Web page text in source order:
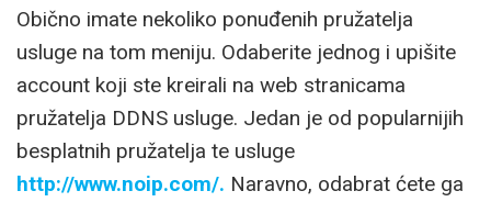
Obično imate nekoliko ponuđenih pružatelja
usluge na tom meniju. Odaberite jednog i upišite
account koji ste kreirali na web stranicama
pružatelja DDNS usluge. Jedan je od popularnijih
besplatnih pružatelja te usluge
http://www.noip.com/. Naravno, odabrat ćete ga